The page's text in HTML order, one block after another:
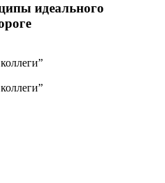
идеального